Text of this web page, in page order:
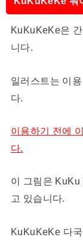
KuKuKeKe은
니다.
일러스트는 이
다.
이용하기 전에
다.
이 그림은 KuKu
고 있습니다.
KuKuKeKe 다